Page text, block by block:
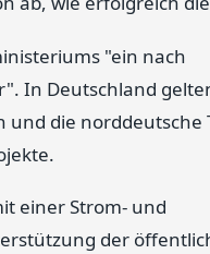
"ein nach
In Deutschland
und die norddeutsche
einer Strom- und
der